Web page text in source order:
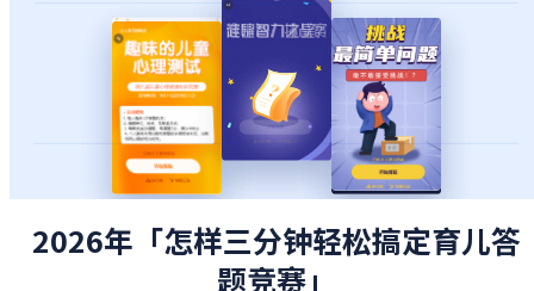
2026年「怎样三分钟轻松搞定育儿答
题竞赛」